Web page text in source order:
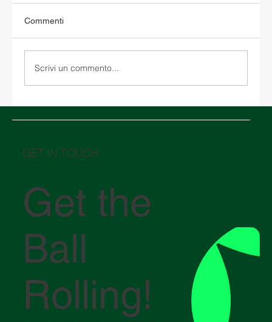
Commenti
Scrivi un commento...
GET IN TOUCH
Get the
Ball
Rolling!